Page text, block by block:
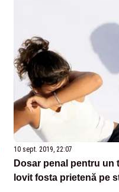
10 sept. 2019, 22:07
Dosar penal pentru un
lovit fosta prietenă pe